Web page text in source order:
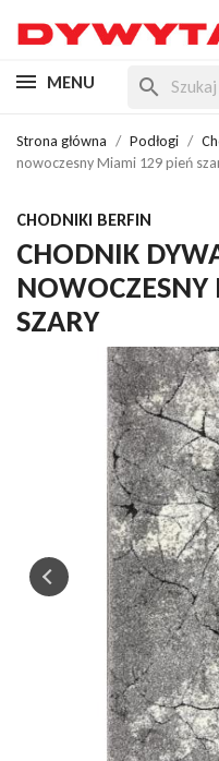
MENU search
Strona główna Podłogi
nowoczesny Miami 129 pień
CHODNIKI BERFIN
CHODNIK
SZARY